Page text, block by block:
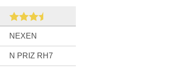
NEXEN
N PRIZ RH7